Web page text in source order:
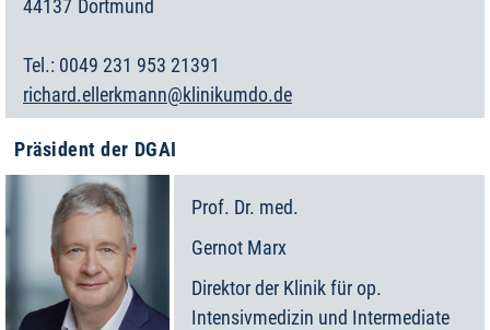
44137 Dortmund
0049 231 953 21391
richard.ellerkmann@klinikumdo.de
Präsident der DGAI
Prof. Dr. med.
Gernot Marx
Direktor der Klinik für op.
Intensivmedizin und Intermediate